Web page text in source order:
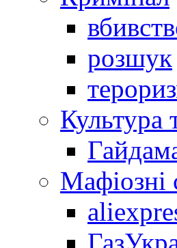
розшук
Культура
Мафіозні